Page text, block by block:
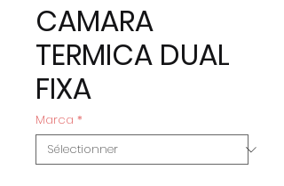
CAMARA
TERMICA DUAL
FIXA
Marca *